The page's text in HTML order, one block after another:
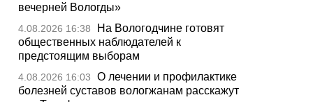
вечерней Вологды»
4.08.2026 16:38
На Вологодчине готовят
общественных наблюдателей к
предстоящим выборам
4.08.2026 16:03
О лечении и профилактике
болезней суставов вологжанам расскажут